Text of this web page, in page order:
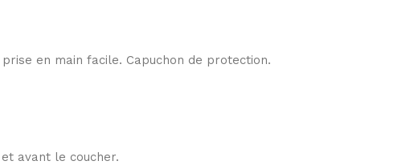
en main facile. Capuchon de protection.
avant le coucher.